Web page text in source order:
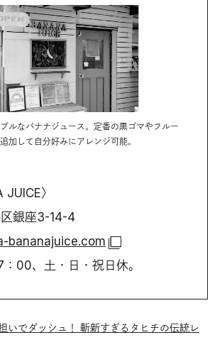
ルなバナナジュース。定番の黒ゴマやフルー
加して自分好みにアレンジ可能。
JUICE〉
銀座3-14-4
bananajuice.com
00、土・日・祝日休。
いでダッシュ！ 斬新すぎるタヒチの伝統レ